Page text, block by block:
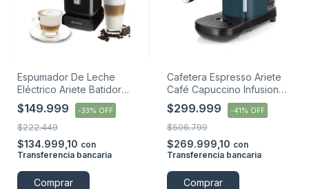
Espumador De Leche
Eléctrico Ariete Batidor
Capuccino
$149.999 -33% OFF
$222.449
$134.999,10 con
Transferencia bancaria
Comprar
Cafetera Espresso Ariete
Café Capuccino Infusiones
1,1 L
$299.999 -41% OFF
$506.799
$269.999,10 con
Transferencia bancaria
Comprar